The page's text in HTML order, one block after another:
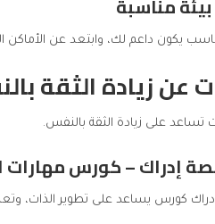
يكون داعم لك، وابتعد عن الأماكن
عن زيادة الثقة
تساعد على زيادة الثقة بالنفس.
كورس يساعد على تطوير الذات،